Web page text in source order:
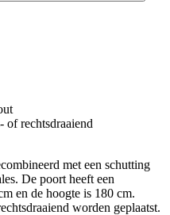
of rechtsdraaiend
met een schutting
De poort heeft een
en de hoogte is 180 cm.
worden geplaatst.